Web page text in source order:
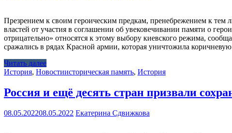
Презрением к своим героическим предкам, пренебрежением к
властей от участия в соглашении об увековечивании памяти о
отрицательно» относятся к этому выбору киевского режима,
сражались в рядах Красной армии, которая уничтожила
Читать далее
История, Новостиисторическая память, История
Россия и ещё десять стран призвали
08.05.202208.05.2022 Екатерина Сдвижкова